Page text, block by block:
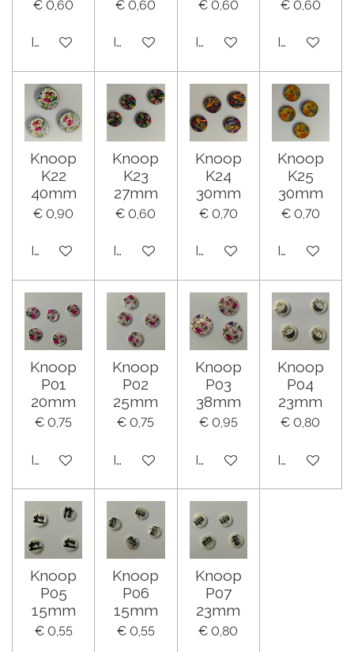
€ 0,60
In winkelwagen
€ 0,60
In winkelwagen
€ 0,60
In winkelwagen
€ 0,60
In
Knoop
K22
40mm
€ 0,90
In winkelwagen
Knoop
K23
27mm
€ 0,60
In winkelwagen
Knoop
K24
30mm
€ 0,70
In winkelwagen
Knoop
K25
30mm
€ 0,70
In
Knoop
P01
20mm
€ 0,75
In winkelwagen
Knoop
P02
25mm
€ 0,75
In winkelwagen
Knoop
P03
38mm
€ 0,95
In winkelwagen
Knoop
P04
23mm
€ 0,80
In
Knoop
P05
15mm
€ 0,55
Knoop
P06
15mm
€ 0,55
Knoop
P07
23mm
€ 0,80